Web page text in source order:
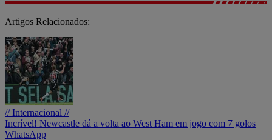
Artigos Relacionados:
// Internacional //
Incrível! Newcastle dá a volta ao West Ham em jogo com 7 golos
WhatsApp